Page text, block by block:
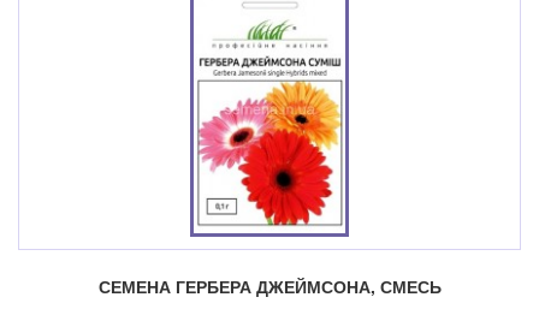
СЕМЕНА ГЕРБЕРА ДЖЕЙМСОНА, СМЕСЬ